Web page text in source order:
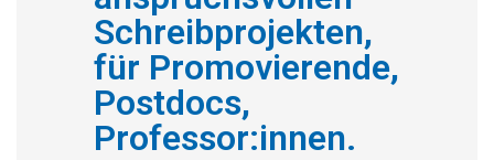
Schreibprojekten,
für Promovierende,
Postdocs,
Professor:innen.